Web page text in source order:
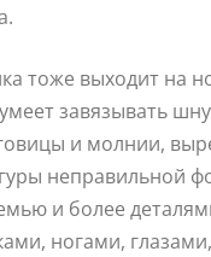
тоже выходит на
завязывать
и молнии,
неправильной
и более
ногами,